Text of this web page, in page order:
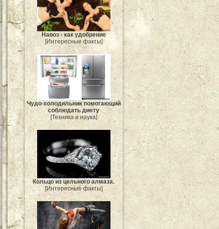
Навоз - как удобрение
[Интересные факты]
Чудо-холодильник помогающий
соблюдать диету
[Техника и наука]
Кольцо из цельного алмаза.
[Интересные факты]